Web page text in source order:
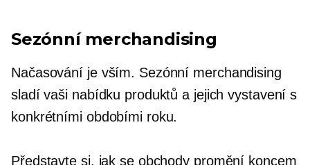
Sezónní merchandising
Načasování je vším. Sezónní merchandising
sladí vaši nabídku produktů a jejich vystavení s
konkrétními obdobími roku.
Představte si, jak se obchody promění koncem